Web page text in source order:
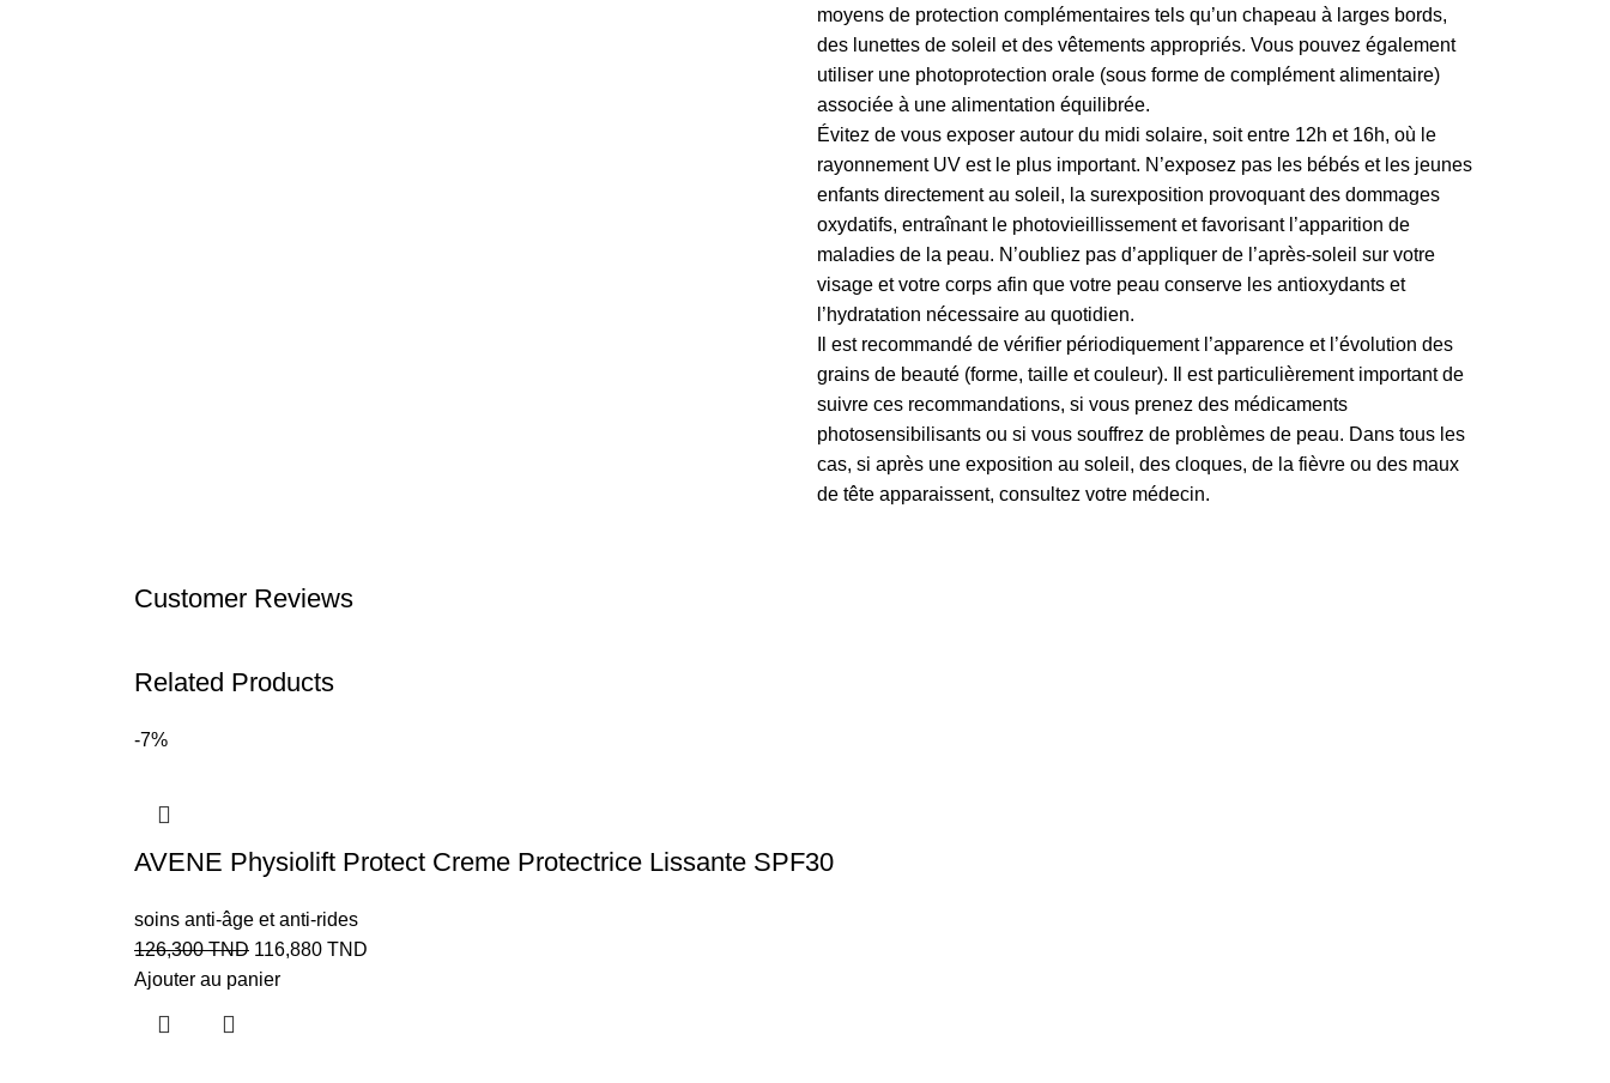
moyens de protection complémentaires tels qu’un chapeau à larges bords,
des lunettes de soleil et des vêtements appropriés. Vous pouvez également
utiliser une photoprotection orale (sous forme de complément alimentaire)
associée à une alimentation équilibrée.
Évitez de vous exposer autour du midi solaire, soit entre 12h et 16h, où le
rayonnement UV est le plus important. N’exposez pas les bébés et les jeunes
enfants directement au soleil, la surexposition provoquant des dommages
oxydatifs, entraînant le photovieillissement et favorisant l’apparition de
maladies de la peau. N’oubliez pas d’appliquer de l’après-soleil sur votre
visage et votre corps afin que votre peau conserve les antioxydants et
l’hydratation nécessaire au quotidien.
Il est recommandé de vérifier périodiquement l’apparence et l’évolution des
grains de beauté (forme, taille et couleur). Il est particulièrement important de
suivre ces recommandations, si vous prenez des médicaments
photosensibilisants ou si vous souffrez de problèmes de peau. Dans tous les
cas, si après une exposition au soleil, des cloques, de la fièvre ou des maux
de tête apparaissent, consultez votre médecin.
Customer Reviews
Related Products
-7%
AVENE Physiolift Protect Creme Protectrice Lissante SPF30
soins anti-âge et anti-rides
126,300TND 116,880 TND
Ajouter au panier